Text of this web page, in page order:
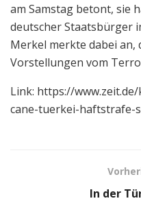
am Samstag betont, sie
deutscher Staatsbürger
Merkel merkte dabei an,
Vorstellungen vom
Link: https://
cane-tuerkei-haftstrafe-
In der